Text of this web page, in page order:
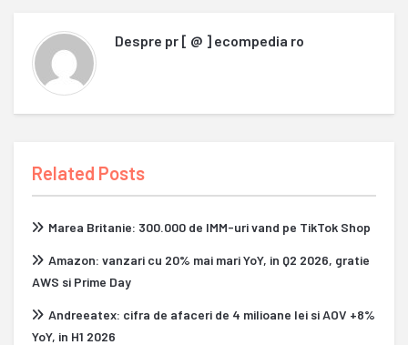
Despre pr [ @ ] ecompedia ro
Related Posts
Marea Britanie: 300.000 de IMM-uri vand pe TikTok Shop
Amazon: vanzari cu 20% mai mari YoY, in Q2 2026, gratie
AWS si Prime Day
Andreeatex: cifra de afaceri de 4 milioane lei si AOV +8%
YoY, in H1 2026